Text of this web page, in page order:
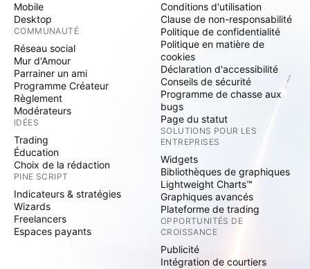
Mobile
Desktop
COMMUNAUTÉ
Réseau social
Mur d'Amour
Parrainer un ami
Programme Créateur
Règlement
Modérateurs
IDÉES
Trading
Éducation
Choix de la rédaction
PINE SCRIPT
Indicateurs & stratégies
Wizards
Freelancers
Espaces payants
Conditions d'utilisation
Clause de non-responsabilité
Politique de confidentialité
Politique en matière de
cookies
Déclaration d'accessibilité
Conseils de sécurité
Programme de chasse aux
bugs
Page du statut
SOLUTIONS POUR LES
ENTREPRISES
Widgets
Bibliothèques de graphiques
Lightweight Charts™
Graphiques avancés
Plateforme de trading
OPPORTUNITÉS DE
CROISSANCE
Publicité
Intégration de courtiers